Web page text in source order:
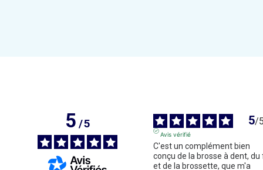
5/5 5/
Avis vérifié
C'est un complément bien
conçu de la brosse à dent, du
et de la brossette, que m'a